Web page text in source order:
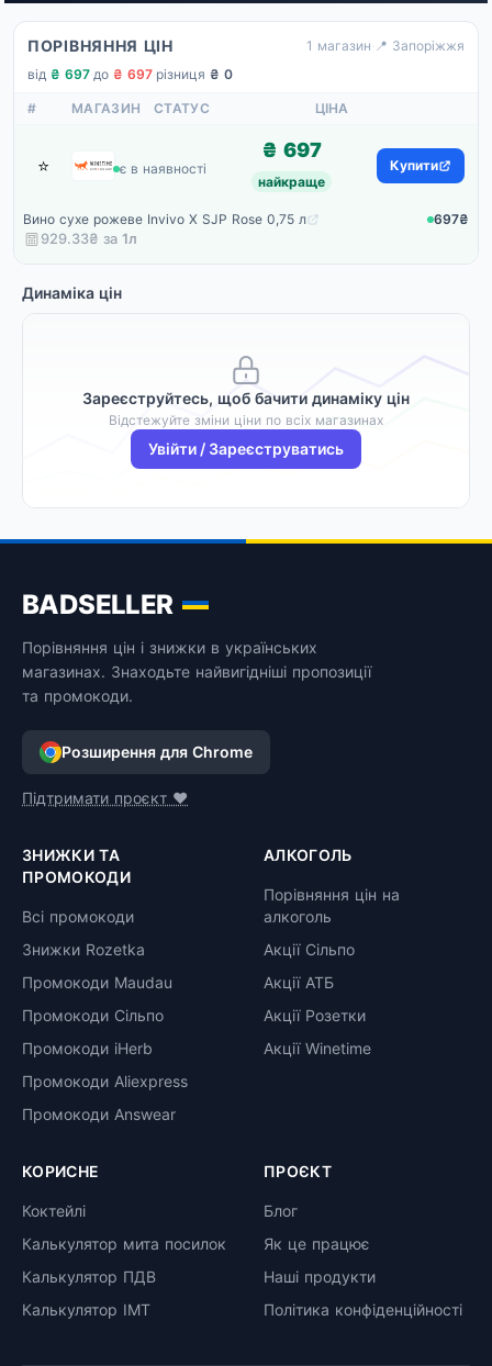
ПОРІВНЯННЯ ЦІН 1 магазин· 📍 Запоріжжя
від ₴ 697·до ₴ 697·різниця ₴ 0
# МАГАЗИН СТАТУС ЦІНА
⭐ Winetime
є в наявності
₴ 697
найкраще
Купити
Вино сухе рожеве Invivo X SJP Rose 0,75 л
697₴
929.33₴ за 1л
Динаміка цін
Зареєструйтесь, щоб бачити динаміку цін
Відстежуйте зміни ціни по всіх магазинах
Увійти / Зареєструватись
BADSELLER
Порівняння цін і знижки в українських
магазинах. Знаходьте найвигідніші пропозиції
та промокоди.
Розширення для Chrome
Підтримати проєкт ❤️
ЗНИЖКИ ТА
ПРОМОКОДИ
Всі промокоди
Знижки Rozetka
Промокоди Maudau
Промокоди Сільпо
Промокоди iHerb
Промокоди Aliexpress
Промокоди Answear
АЛКОГОЛЬ
Порівняння цін на
алкоголь
Акції Сільпо
Акції АТБ
Акції Розетки
Акції Winetime
КОРИСНЕ
Коктейлі
Калькулятор мита посилок
Калькулятор ПДВ
Калькулятор ІМТ
ПРОЄКТ
Блог
Як це працює
Наші продукти
Політика конфіденційності